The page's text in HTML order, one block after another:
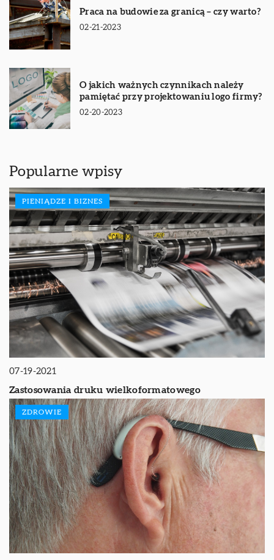
Praca na budowie za granicą – czy warto?
02-21-2023
O jakich ważnych czynnikach należy
pamiętać przy projektowaniu logo firmy?
02-20-2023
Popularne wpisy
PIENIĄDZE I BIZNES
07-19-2021
Zastosowania druku wielkoformatowego
ZDROWIE